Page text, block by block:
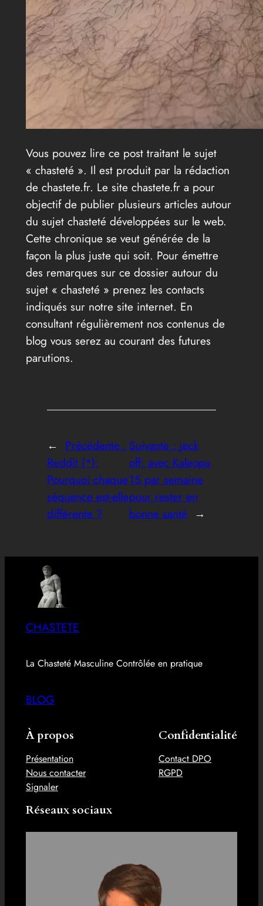
Vous pouvez lire ce post traitant le sujet
« chasteté ». Il est produit par la rédaction
de chastete.fr. Le site chastete.fr a pour
objectif de publier plusieurs articles autour
du sujet chasteté développées sur le web.
Cette chronique se veut générée de la
façon la plus juste qui soit. Pour émettre
des remarques sur ce dossier autour du
sujet « chasteté » prenez les contacts
indiqués sur notre site internet. En
consultant régulièrement nos contenus de
blog vous serez au courant des futures
parutions.
← Précédente :
Reddit (*):
Pourquoi chaque
séquence est-elle
différente ?
Suivante : jeck
off; avec Kaleopa
15 par semaine
pour rester en
bonne santé →
CHASTETE
La Chasteté Masculine Contrôlée en pratique
BLOG
À propos
Présentation
Nous contacter
Signaler
Confidentialité
Contact DPO
RGPD
Réseaux sociaux